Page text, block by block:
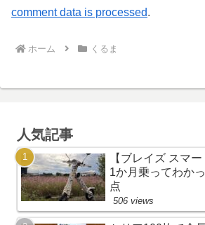
comment data is processed.
ホーム くるま
人気記事
【ブレイズ スマ
1か月乗ってわか
点
506 views